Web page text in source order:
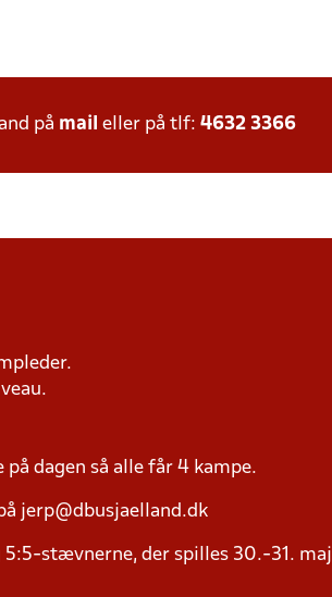
på mail eller på tlf: 4632 3366
dagen så alle får 4 kampe.
jerp@dbusjaelland.dk
stævnerne, der spilles 30.-31. maj